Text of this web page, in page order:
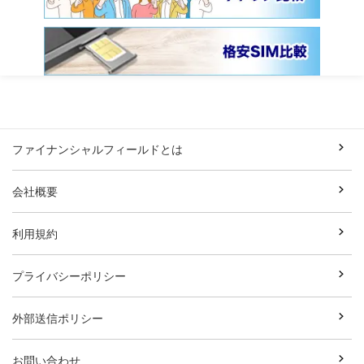
ファイナンシャルフィールドとは
会社概要
利用規約
プライバシーポリシー
外部送信ポリシー
お問い合わせ